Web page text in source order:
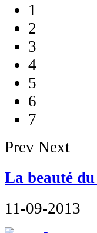
1
2
3
4
5
6
7
Prev Next
La beauté
11-09-2013